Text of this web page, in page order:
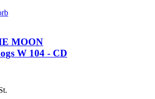
MOON
W 104 - CD